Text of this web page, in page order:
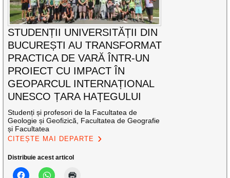
STUDENȚII UNIVERSITĂȚII DIN
BUCUREȘTI AU TRANSFORMAT
PRACTICA DE VARĂ ÎNTR-UN
PROIECT CU IMPACT ÎN
GEOPARCUL INTERNAȚIONAL
UNESCO ȚARA HAȚEGULUI
Studenți și profesori de la Facultatea de
Geologie și Geofizică, Facultatea de Geografie
și Facultatea
CITEȘTE MAI DEPARTE
Distribuie acest articol